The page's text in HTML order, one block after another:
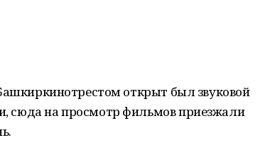
открыт был звуковой
сюда на просмотр фильмов приезжали